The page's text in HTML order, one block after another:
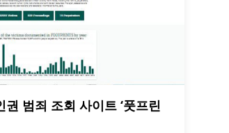
범죄 조회 사이트 ‘풋프린